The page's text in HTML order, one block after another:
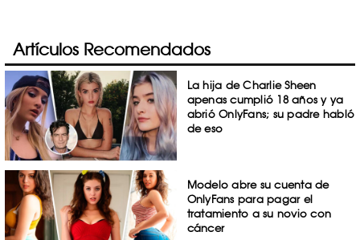
Artículos Recomendados
La hija de Charlie Sheen
apenas cumplió 18 años y ya
abrió OnlyFans; su padre habló
de eso
Modelo abre su cuenta de
OnlyFans para pagar el
tratamiento a su novio con
cáncer